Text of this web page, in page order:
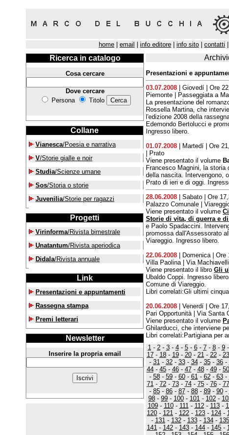
home email info editore info sito contatti
Ricerca in catalogo
Cosa cercare
Dove cercare
Persona
Titolo
Collane
Vianesca/Poesia e narrativa
V/Storie gialle e noir
Studia/Scienze umane
Sos/Storia o storie
Juvenilia/Storie per ragazzi
Progetti
Virinforma/Rivista bimestrale
Unatantum/Rivista aperiodica
Didala/Rivista annuale
Link
Presentazioni e appuntamenti
Rassegna stampa
Premi letterari
Newsletter
Inserire la propria email
Presentazioni e
03.07.2008 | Giovedí | Ore
Piemonte | Passeggiata a
La presentazione del
Rossella Martina, che
l'edizione 2008 della
Edemondo Bertolucci e
Ingresso libero.
01.07.2008 | Martedí | Ore
| Prato
Viene presentato il volume
Francesco Magnini, la storia
della nascita. Intervengono,
Prato di ieri e di oggi.
28.06.2008 | Sabato | Ore
Palazzo Comunale |
Viene presentato il volume
Storie di vita, di guerra e
e Paolo Spadaccini.
promossa dall'Assessorato
Viareggio. Ingresso libero.
22.06.2008 | Domenica | Ore
Villa Paolina | Via
Viene presentato il libro Gli
Ubaldo Coppi. Ingresso
Comune di Viareggio.
Libri correlati:Gli ultimi
20.06.2008 | Venerdí | Ore
Pari Opportunità | Via Santa
Viene presentato il volume
Ghilarducci, che interviene
Libri correlati:Partigiana per
1- 2- 3- 4- 5- 6- 7- 8- 9-
17- 18- 19- 20- 21- 22- 23
- 31- 32- 33- 34- 35- 36-
44- 45- 46- 47- 48- 49- 50
- 58- 59- 60- 61- 62- 63-
71- 72- 73- 74- 75- 76- 77
- 85- 86- 87- 88- 89- 90-
98 - 99 - 100 - 101 - 102 -
109- 110- 111- 112- 113-
120 - 121 - 122 - 123 - 124 -
- 131- 132- 133- 134- 135
141 - 142 - 143 - 144 - 145 -